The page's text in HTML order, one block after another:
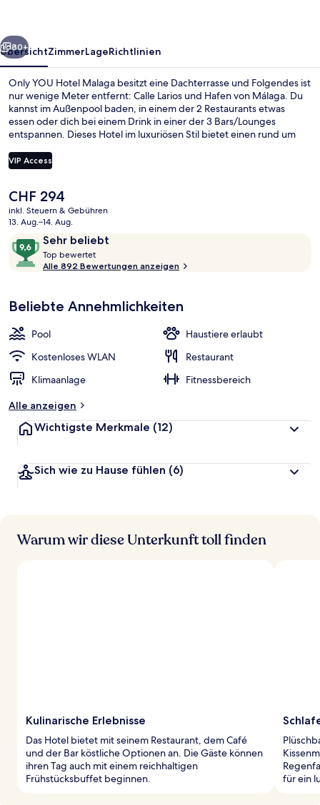
Weiter
80+
ÜbersichtZimmerLageRichtlinien
Only YOU Hotel Malaga besitzt eine Dachterrasse und Folgendes ist
nur wenige Meter entfernt: Calle Larios und Hafen von Málaga. Du
kannst im Außenpool baden, in einem der 2 Restaurants etwas
essen oder dich bei einem Drink in einer der 3 Bars/Lounges
entspannen. Dieses Hotel im luxuriösen Stil bietet einen rund um
hilfsbereite Personal und der allgemeine Zustand erhalten tolle
Bewertungen von anderen Reisenden. Die öffentlichen
Metrostation La Marina sind es nur wenige Schritte und zur
Metrostation Guadalmedina 9 Minuten.
VIP Access
Der
aktuelle
Preis
CHF 294.
CHF 294
inkl. Steuern & Gebühren
13. Aug.–14. Aug.
Bewertungen
Sehr beliebt
9,6
von
10,
beliebt
Top bewertet
o
b
r
Alle 892 Bewertungen anzeigen
Beliebte Annehmlichkeiten
Pool
Haustiere erlaubt
Kostenloses WLAN
Restaurant
Klimaanlage
Fitnessbereich
Alle anzeigen
Wichtigste Merkmale (12)
Sich wie zu Hause fühlen (6)
Warum wir diese Unterkunft toll finden
Kulinarische Erlebnisse
Das Hotel bietet mit seinem Restaurant, dem Café
und der Bar köstliche Optionen an. Die Gäste können
ihren Tag auch mit einem reichhaltigen
Frühstücksbuffet beginnen.
für ein